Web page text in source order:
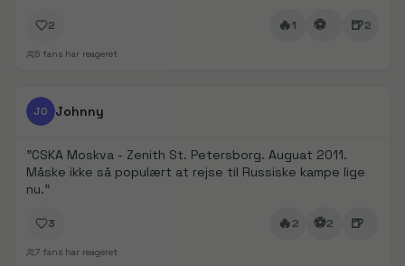
2 🔥1 ⚽ 🍺2
5 fans har reageret
FanDays bidrag
JO Johnny
"CSKA Moskva - Zenith St. Petersborg. Auguat 2011.
Måske ikke så populært at rejse til Russiske kampe lige
nu."
3 🔥2 ⚽2 🍺
7 fans har reageret